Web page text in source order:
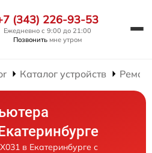
(343) 226-93-53
Ежедневно с 9:00 до 21:00
Позвонить мне утром
Каталог устройств
в Екатеринбурге с